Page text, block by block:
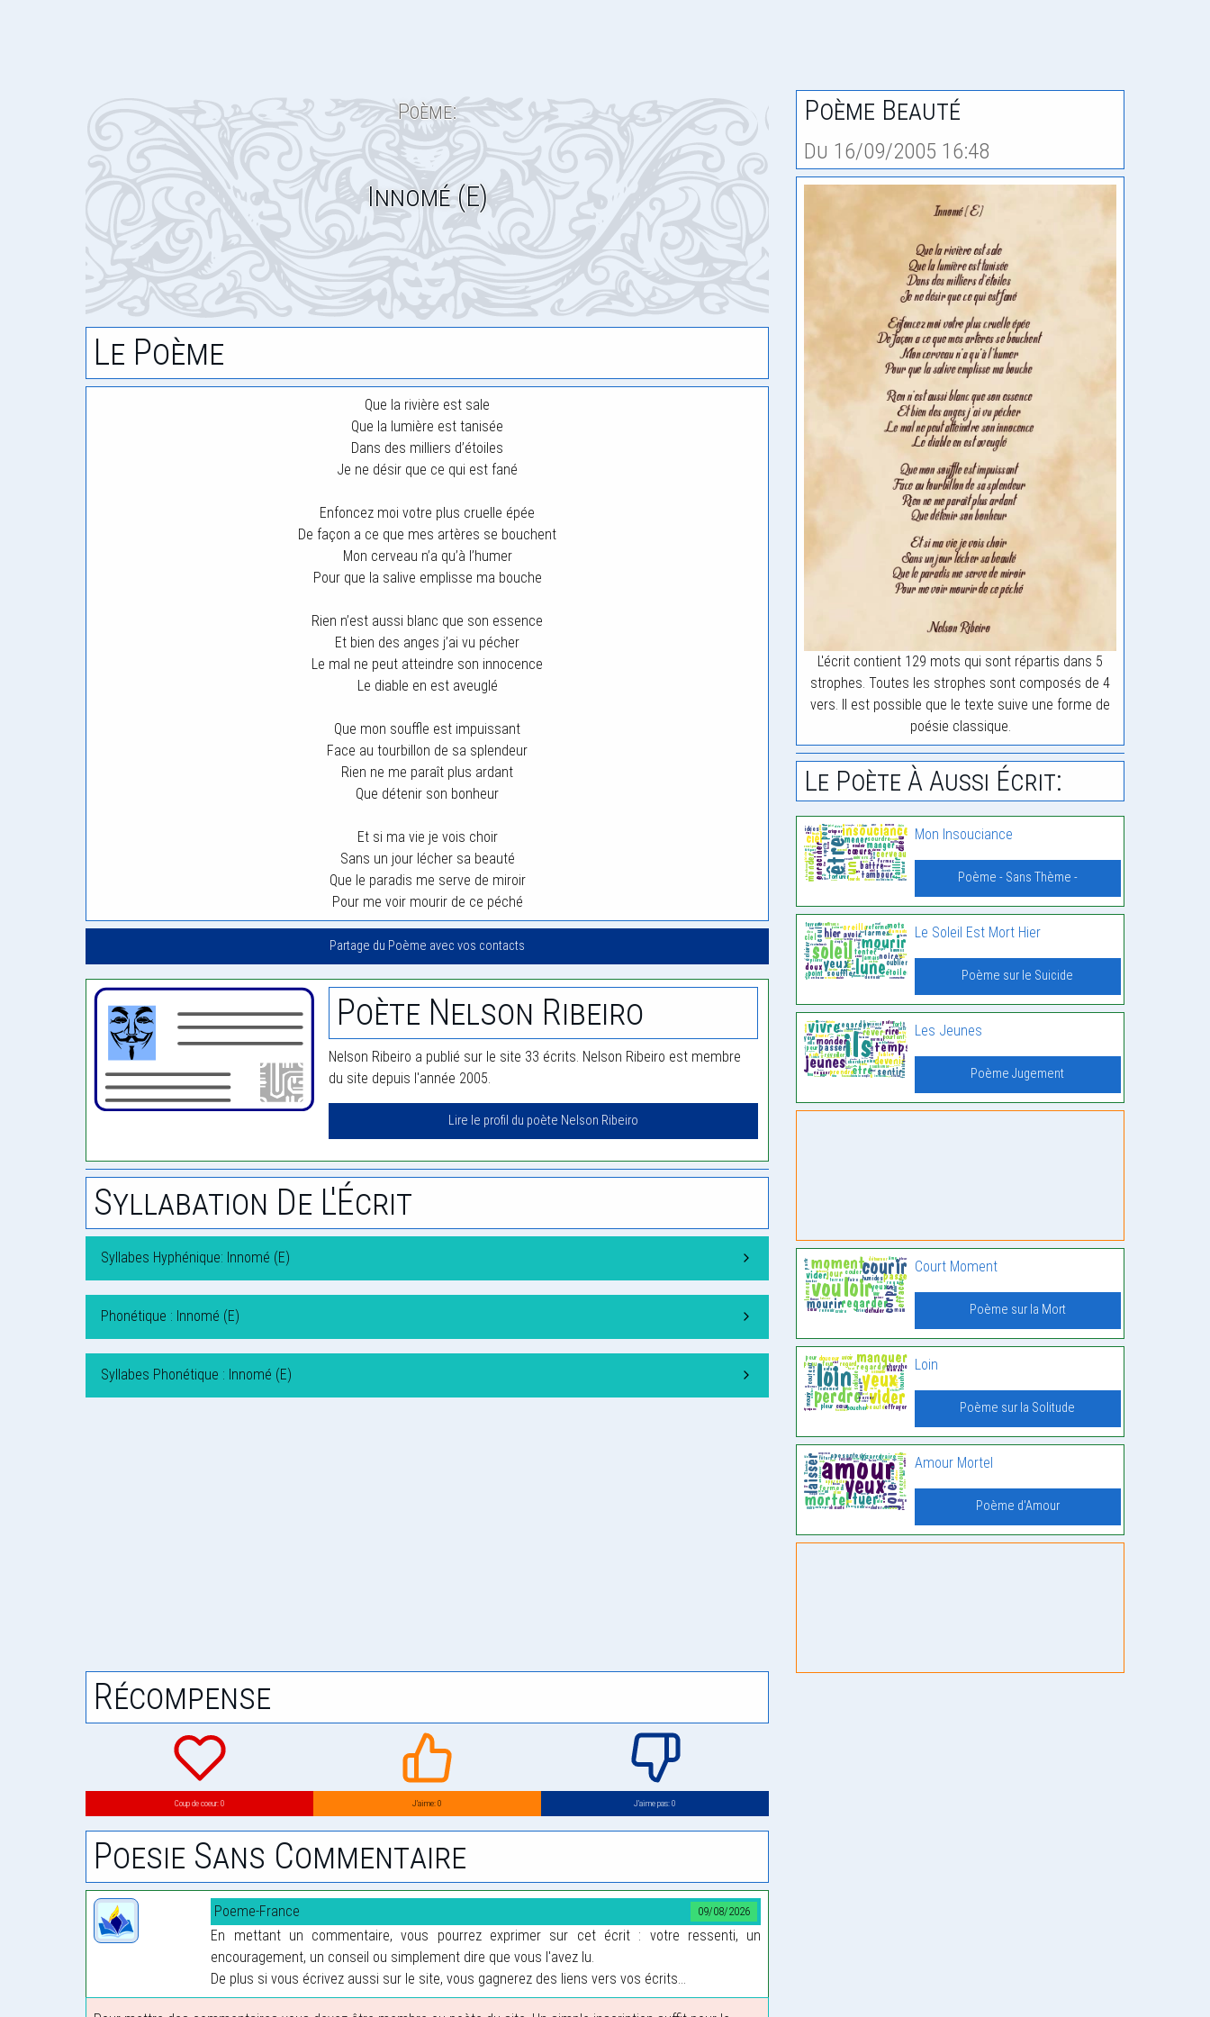
Poème:
Innomé (E)
Le Poème
Que la rivière est sale
Que la lumière est tanisée
Dans des milliers d’étoiles
Je ne désir que ce qui est fané
Enfoncez moi votre plus cruelle épée
De façon a ce que mes artères se bouchent
Mon cerveau n’a qu’à l’humer
Pour que la salive emplisse ma bouche
Rien n’est aussi blanc que son essence
Et bien des anges j’ai vu pécher
Le mal ne peut atteindre son innocence
Le diable en est aveuglé
Que mon souffle est impuissant
Face au tourbillon de sa splendeur
Rien ne me paraît plus ardant
Que détenir son bonheur
Et si ma vie je vois choir
Sans un jour lécher sa beauté
Que le paradis me serve de miroir
Pour me voir mourir de ce péché
Partage du Poème avec vos contacts
Poète Nelson Ribeiro
Nelson Ribeiro a publié sur le site 33 écrits. Nelson Ribeiro est membre
du site depuis l'année 2005.
Lire le profil du poète Nelson Ribeiro
Syllabation De L'Écrit
Syllabes Hyphénique: Innomé (E)
Phonétique : Innomé (E)
Syllabes Phonétique : Innomé (E)
Récompense
Coup de coeur: 0 J’aime: 0 J’aime pas: 0
Poesie Sans Commentaire
09/08/2026
Poeme-France
En mettant un commentaire, vous pourrez exprimer sur cet écrit : votre ressenti, un
encouragement, un conseil ou simplement dire que vous l'avez lu.
De plus si vous écrivez aussi sur le site, vous gagnerez des liens vers vos écrits...
Poème Beauté
Du 16/09/2005 16:48
L'écrit contient 129 mots qui sont répartis dans 5
strophes. Toutes les strophes sont composés de 4
vers. Il est possible que le texte suive une forme de
poésie classique.
Le Poète À Aussi Écrit:
Mon Insouciance
Poème - Sans Thème -
Le Soleil Est Mort Hier
Poème sur le Suicide
Les Jeunes
Poème Jugement
Court Moment
Poème sur la Mort
Loin
Poème sur la Solitude
Amour Mortel
Poème d'Amour